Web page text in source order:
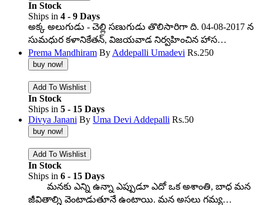
In Stock
Ships in 4 - 9 Days
అక్క అలుగుడు - చెల్లి సణుగుడు తొలిసారిగా ది. 04-08-2017 న
సుమధుర కళానికేతన్, విజయవాడ నిర్వహించిన హాస…
Prema Mandhiram By Addepalli Umadevi Rs.250
In Stock
Ships in 5 - 15 Days
Divya Janani By Uma Devi Addepalli Rs.50
In Stock
Ships in 6 - 15 Days
మనకు ఎన్ని ఉన్నా ఎప్పుడూ ఎదో ఒక అశాంతి, బాధ మన
జీవితాల్ని వెంటాడుతూనే ఉంటాయి. మన అసలు గమ్య…